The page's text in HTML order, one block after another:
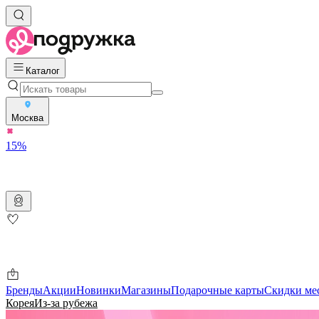
Каталог
Москва
15%
БрендыАкцииНовинкиМагазиныПодарочные картыСкидки
КореяИз-за рубежа